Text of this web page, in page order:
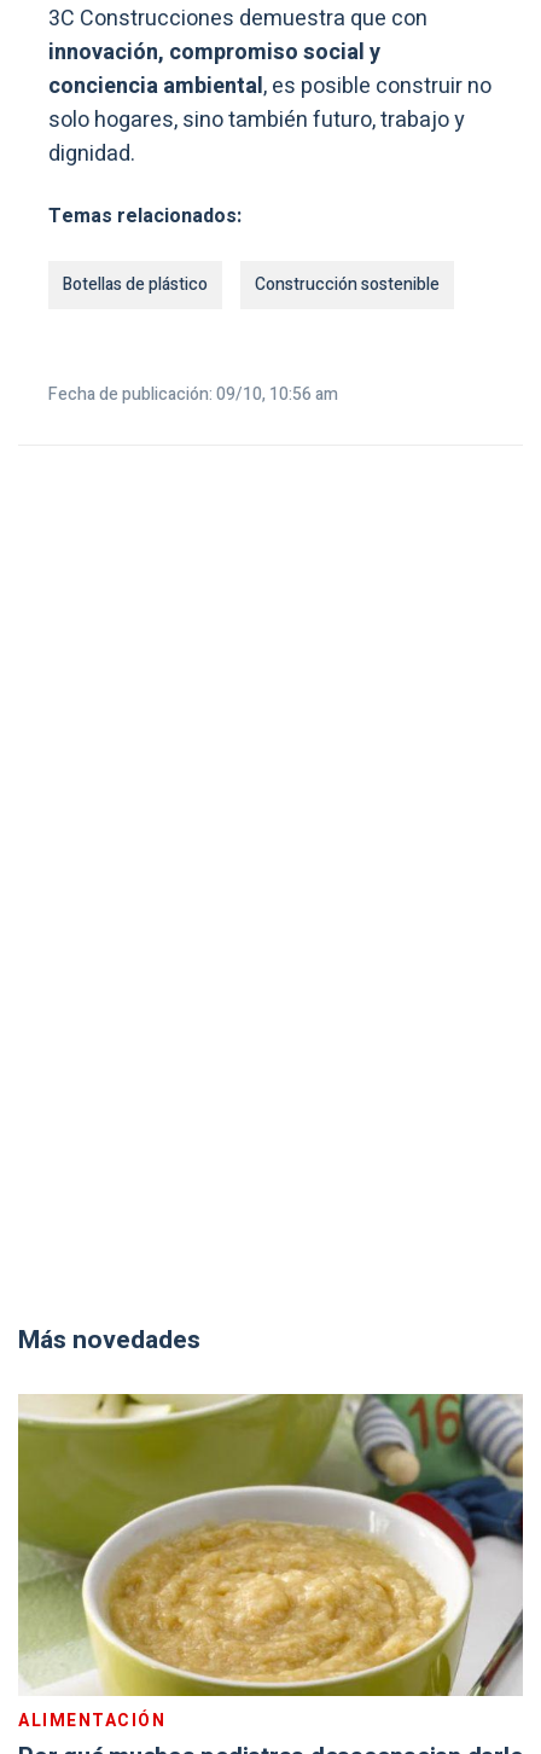
3C Construcciones demuestra que con
innovación, compromiso social y
conciencia ambiental, es posible construir no
solo hogares, sino también futuro, trabajo y
dignidad.
Temas relacionados:
Botellas de plástico Construcción sostenible
Fecha de publicación: 09/10, 10:56 am
Más novedades
ALIMENTACIÓN